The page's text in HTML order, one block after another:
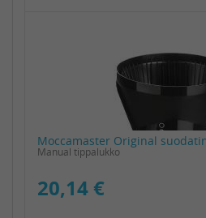
Moccamaster Original
Manual tippalukko
20,14 €